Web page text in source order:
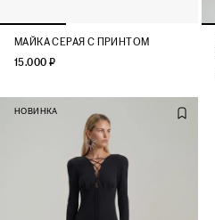
МАЙКА СЕРАЯ С ПРИНТОМ
15.000 ₽
НОВИНКА